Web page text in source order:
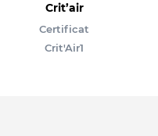
Crit’air
Certificat
Crit'Air1